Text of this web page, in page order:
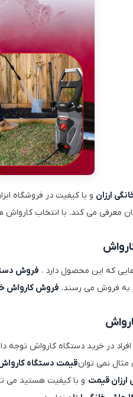
ارزان و با کیفیت در فروشگاه
معرفی می کند. با انتخاب کارواش
که این محصول دارد ، فروش
به فروش می رسند. فروش کارواش
در خرید دستگاه کارواش توجه
مثال نمی توانقیمت دستگاه
ارزان قیمت و با کیفیت هستید می